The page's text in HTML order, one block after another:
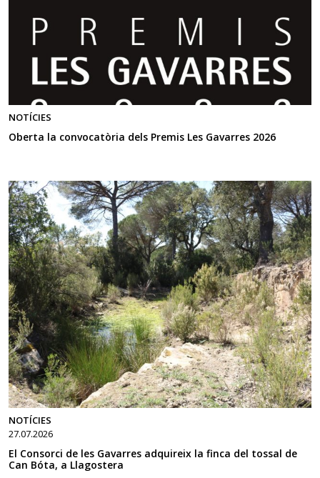
NOTÍCIES
Oberta la convocatòria dels Premis Les Gavarres 2026
NOTÍCIES
27.07.2026
El Consorci de les Gavarres adquireix la finca del tossal de
Can Bóta, a Llagostera